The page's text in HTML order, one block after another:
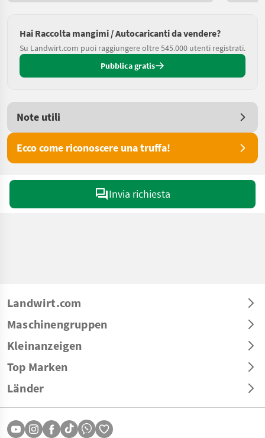
Hai Raccolta mangimi / Autocaricanti da vendere?
Su Landwirt.com puoi raggiungere oltre 545.000 utenti registrati.
Pubblica gratis
Note utili
Ecco come riconoscere una truffa!
Invia richiesta
Landwirt.com
Maschinengruppen
Kleinanzeigen
Top Marken
Länder